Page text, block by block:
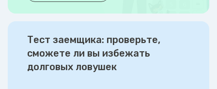
Тест заемщика: проверьте,
сможете ли вы избежать
долговых ловушек